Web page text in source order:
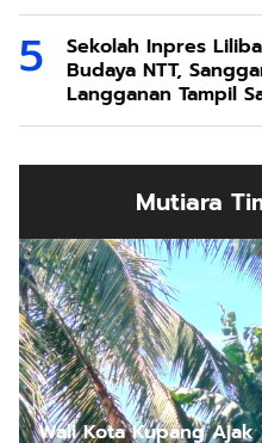
Sekolah Inpres
Budaya NTT,
Langganan Tampil
Mutiara
Wali Kota Kupang